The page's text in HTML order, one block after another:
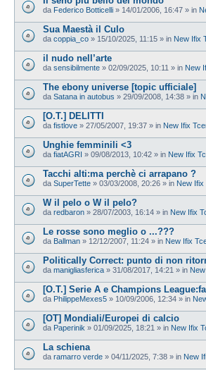
da Federico Botticelli » 14/01/2006, 16:47 » in
Sua Maestà il Culo
da coppia_co » 15/10/2025, 11:15 » in New Ifix
il nudo nell’arte
da sensibilmente » 02/09/2025, 10:11 » in New
The ebony universe [topic ufficiale]
da Satana in autobus » 29/09/2008, 14:38 » in
[O.T.] DELITTI
da fistlove » 27/05/2007, 19:37 » in New Ifix
Unghie femminili <3
da fiatAGRI » 09/08/2013, 10:42 » in New Ifix
Tacchi alti:ma perchè ci arrapano ?
da SuperTette » 03/03/2008, 20:26 » in New Ifix
W il pelo o W il pelo?
da redbaron » 28/07/2003, 16:14 » in New Ifix
Le rosse sono meglio o ...???
da Ballman » 12/12/2007, 11:24 » in New Ifix
Politically Correct: punto di non
da manigliasferica » 31/08/2017, 14:21 » in
[O.T.] Serie A e Champions
da PhilippeMexes5 » 10/09/2006, 12:34 » in
[OT] Mondiali/Europei di calcio
da Paperinik » 01/09/2025, 18:21 » in New Ifix
La schiena
da ramarro verde » 04/11/2025, 7:38 » in New